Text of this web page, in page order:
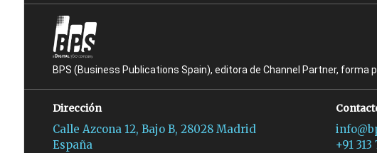
BPS (Business Publications Spain), editora de Channel Partner, forma
Dirección
Calle Azcona 12, Bajo B, 28028 Madrid
España
+91